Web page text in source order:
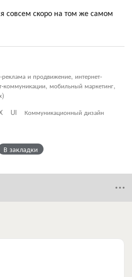
совсем скоро на том же самом
и продвижение, интернет-
коммуникации, мобильный маркетинг,
UI Коммуникационный дизайн
В закладки